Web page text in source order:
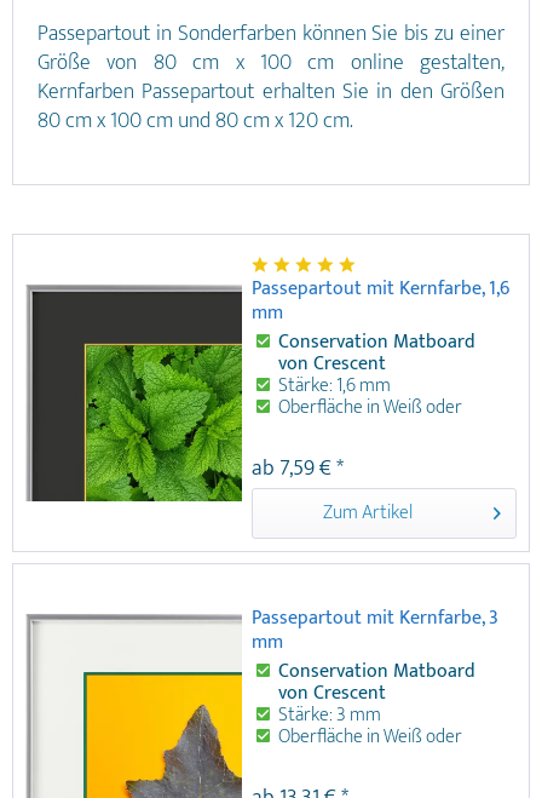
Passepartout in Sonderfarben können Sie bis zu einer
Größe von 80 cm x 100 cm online gestalten,
Kernfarben Passepartout erhalten Sie in den Größen
80 cm x 100 cm und 80 cm x 120 cm.
Passepartout mit Kernfarbe, 1,6
mm
Conservation Matboard
von Crescent
Stärke: 1,6 mm
Oberfläche in Weiß oder
8 Kernfarben
Außenformat maximal: 80 x
100 cm
Conservation Matboard von Crescent
Stärke: 1,6 mm Oberfläche in Weiß oder
Außenformat maximal: 80 x 100 cm
Anwendungsempfehlung: Für
konservierende Einrahmungen Details
zu Passepartout mit Kernfarbe, 1,6 mm:
Passepartout mit Kernfarbe von
Crescent bieten hervorragenden
ab 7,59 € *
Zum Artikel
Passepartout mit Kernfarbe, 3
mm
Conservation Matboard
von Crescent
Stärke: 3 mm
Oberfläche in Weiß oder
8 knallige Kernfarben